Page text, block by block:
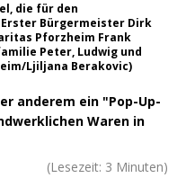
die für den
Bürgermeister Dirk
Pforzheim Frank
Peter, Ludwig und
Ljiljana Berakovic)
anderem ein "Pop-Up-
Waren in
(Lesezeit: 3 Minuten)